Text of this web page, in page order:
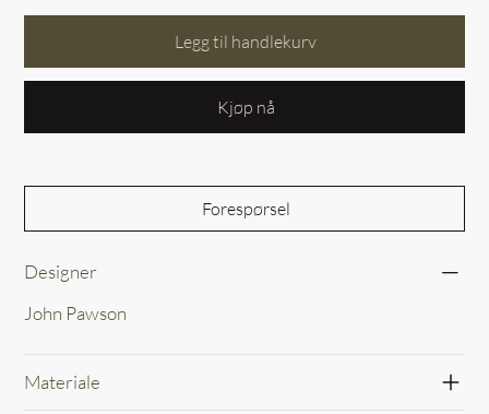
Legg til handlekurv
Kjøp nå
Forespørsel
Designer
John Pawson
Materiale